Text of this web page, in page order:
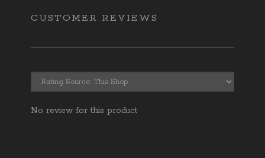
CUSTOMER REVIEWS
No review for this product